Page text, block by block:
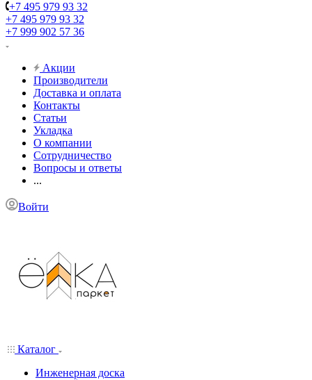
+7 495 979 93 32
+7 495 979 93 32
+7 999 902 57 36
Акции
Производители
Доставка и оплата
Контакты
Статьи
Укладка
О компании
Сотрудничество
Вопросы и ответы
...
Войти
Каталог
Инженерная доска